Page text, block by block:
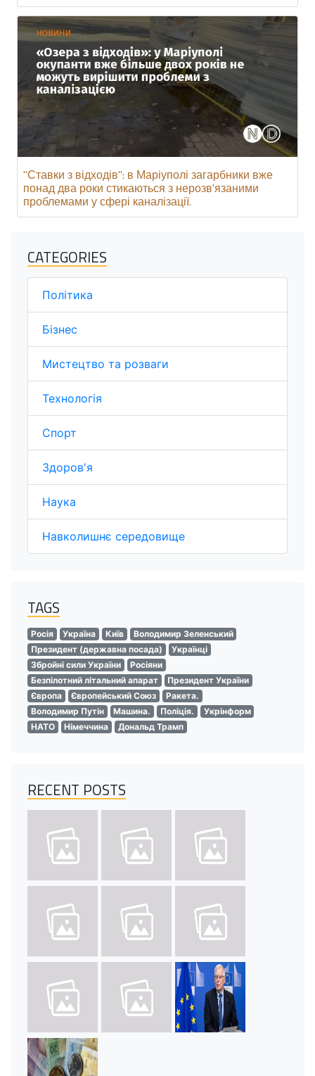
"Ставки з відходів": в Маріуполі загарбники вже
понад два роки стикаються з нерозв'язаними
проблемами у сфері каналізації.
CATEGORIES
Політика
Бізнес
Мистецтво та розваги
Технологія
Спорт
Здоров'я
Наука
Навколишнє середовище
TAGS
Росія Україна Київ
Володимир Зеленський
Президент (державна посада)
Українці
Збройні сили України
Росіяни
Безпілотний літальний апарат
Президент України
Європа
Європейський Союз
Ракета.
Володимир Путін
Машина. Поліція.
Укрінформ
НАТО
Німеччина Дональд Трамп
RECENT POSTS